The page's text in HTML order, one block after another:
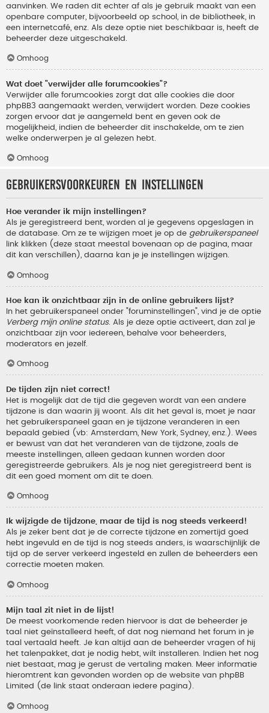
aanvinken. We raden dit echter af als je gebruik maakt van een
openbare computer, bijvoorbeeld op school, in de bibliotheek, in
een internetcafé, enz. Als deze optie niet beschikbaar is, heeft de
beheerder deze uitgeschakeld.
Omhoog
Wat doet "verwijder alle forumcookies"?
Verwijder alle forumcookies zorgt dat alle cookies die door
phpBB3 aangemaakt werden, verwijdert worden. Deze cookies
zorgen ervoor dat je aangemeld bent en geven ook de
mogelijkheid, indien de beheerder dit inschakelde, om te zien
welke onderwerpen je al gelezen hebt.
Omhoog
Gebruikersvoorkeuren en instellingen
Hoe verander ik mijn instellingen?
Als je geregistreerd bent, worden al je gegevens opgeslagen in
de database. Om ze te wijzigen moet je op de gebruikerspaneel
link klikken (deze staat meestal bovenaan op de pagina, maar
dit kan verschillen), daarna kan je je instellingen wijzigen.
Omhoog
Hoe kan ik onzichtbaar zijn in de online gebruikers lijst?
In het gebruikerspaneel onder "foruminstellingen", vind je de optie
Verberg mijn online status. Als je deze optie activeert, dan zal je
onzichtbaar zijn voor iedereen, behalve voor beheerders,
moderators en jezelf.
Omhoog
De tijden zijn niet correct!
Het is mogelijk dat de tijd die gegeven wordt van een andere
tijdzone is dan waarin jij woont. Als dit het geval is, moet je naar
het gebruikerspaneel gaan en je tijdzone veranderen in een
bepaald gebied (vb: Amsterdam, New York, Sydney, enz.). Wees
er bewust van dat het veranderen van de tijdzone, zoals de
meeste instellingen, alleen gedaan kunnen worden door
geregistreerde gebruikers. Als je nog niet geregistreerd bent is
dit een goed moment om dit te doen.
Omhoog
Ik wijzigde de tijdzone, maar de tijd is nog steeds verkeerd!
Als je zeker bent dat je de correcte tijdzone en zomertijd goed
hebt ingevuld en de tijd is nog steeds anders, is waarschijnlijk de
tijd op de server verkeerd ingesteld en zullen de beheerders een
correctie moeten maken.
Omhoog
Mijn taal zit niet in de lijst!
De meest voorkomende reden hiervoor is dat de beheerder je
taal niet geïnstalleerd heeft, of dat nog niemand het forum in je
taal vertaald heeft. Je kan altijd aan de beheerder vragen of hij
het talenpakket, dat je nodig hebt, wilt installeren. Indien het nog
niet bestaat, mag je gerust de vertaling maken. Meer informatie
hieromtrent kan gevonden worden op de website van phpBB
Limited (de link staat onderaan iedere pagina).
Omhoog